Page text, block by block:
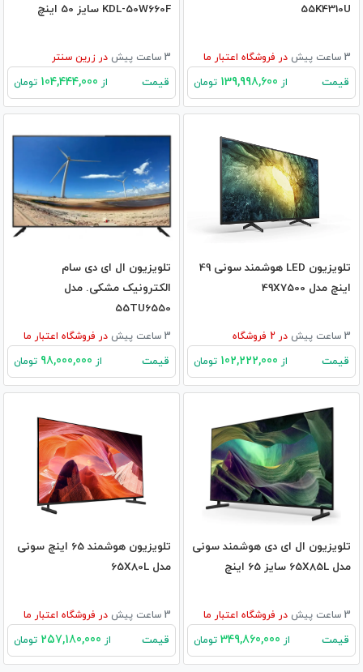
55K4310U
3 ساعت پیش در فروشگاه اعتبار ما
قیمت از تومان
KDL-50W660F سایز 50 اینچ
3 ساعت پیش در زرین سنتر
قیمت از تومان
تلویزیون LED هوشمند سونی 49
اینچ مدل 49X7500
3 ساعت پیش در فروشگاه
قیمت از تومان
تلویزیون ال ای دی سام
الکترونیک مشکی. مدل
55TU6550
3 ساعت پیش در فروشگاه اعتبار ما
قیمت از تومان
تلویزیون ال ای دی هوشمند سونی
مدل 65X85L سایز 65 اینچ
3 ساعت پیش در فروشگاه اعتبار ما
قیمت از تومان
تلویزیون هوشمند 65 اینچ سونی
مدل 65X80L
3 ساعت پیش در فروشگاه اعتبار ما
قیمت از تومان